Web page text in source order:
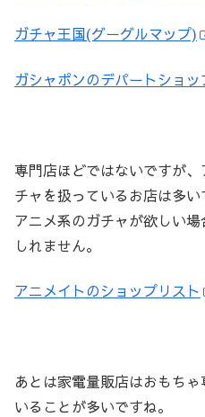
ガチャ王国(グーグルマップ)
ガシャポンのデパートショッ
専門店ほどではないですが
チャを扱っているお店は多い
アニメ系のガチャが欲しい
しれません。
アニメイトのショップリスト
あとは家電量販店はおもち
いることが多いですね。